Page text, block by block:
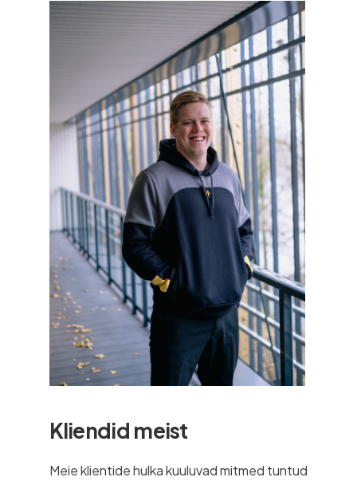
Kliendid meist
Meie klientide hulka kuuluvad mitmed tuntud